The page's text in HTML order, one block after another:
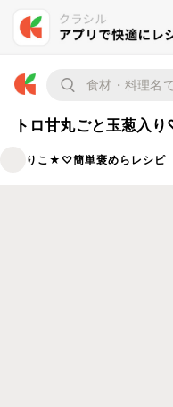
トロ甘丸ごと玉葱入
りこ★♡簡単褒めらレシピ